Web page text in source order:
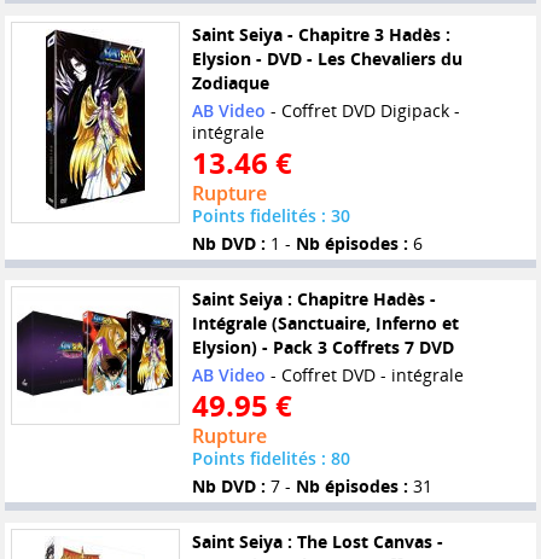
Saint Seiya - Chapitre 3 Hadès :
Elysion - DVD - Les Chevaliers du
Zodiaque
AB Video - Coffret DVD Digipack -
intégrale
13.46 €
Rupture
Points fidelités : 30
Nb DVD : 1 - Nb épisodes : 6
Saint Seiya : Chapitre Hadès -
Intégrale (Sanctuaire, Inferno et
Elysion) - Pack 3 Coffrets 7 DVD
AB Video - Coffret DVD - intégrale
49.95 €
Rupture
Points fidelités : 80
Nb DVD : 7 - Nb épisodes : 31
Saint Seiya : The Lost Canvas -